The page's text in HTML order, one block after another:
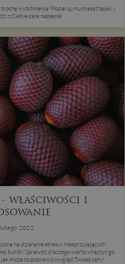
trochę wytchnienia? Podaruj mu masaż tajski i
z Ciebie całe napięcie!
właściwości i
2022
na działanie stresu i niesprzyjających
buriti! Sprawdź dlaczego warto włączyć go
może to poprawić wygląd Twojej cery!